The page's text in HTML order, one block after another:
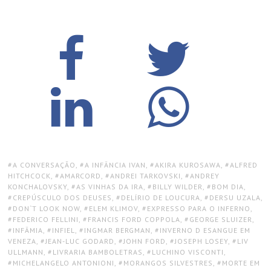
TAGS:
A CONVERSAÇÃO , A INFÂNCIA IVAN , AKIRA KUROSAWA, ALFRED
HITCHCOCK, AMARCORD , ANDREI TARKOVSKI , ANDREY
KONCHALOVSKY, AS VINHAS DA IRA, BILLY WILDER, BOM DIA,
CREPÚSCULO DOS DEUSES , DELÍRIO DE LOUCURA, DERSU UZALA,
DON`T LOOK NOW, ELEM KLIMOV, EXPRESSO PARA O INFERNO ,
FEDERICO FELLINI , FRANCIS FORD COPPOLA, GEORGE SLUIZER,
INFÂMIA, INFIEL, INGMAR BERGMAN , INVERNO D ESANGUE EM
VENEZA, JEAN-LUC GODARD , JOHN FORD , JOSEPH LOSEY, LIV
ULLMANN , LIVRARIA BAMBOLETRAS , LUCHINO VISCONTI ,
MICHELANGELO ANTONIONI , MORANGOS SILVESTRES , MORTE EM